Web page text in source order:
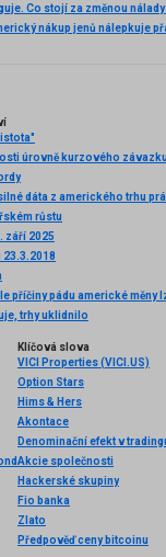
úrovně kurzového závazku
růstu
září 2025
23.3.2018
trhy uklidnilo
Klíčová slova
VICI Properties (VICI.US)
Option Stars
Hims & Hers
Akontace
Denominační efekt v
Akcie společnosti
Hackerské skupiny
Fio banka
Zlato
Předpověď ceny bitcoinu